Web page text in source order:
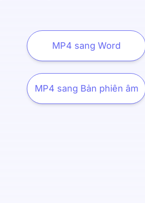
MP4 sang Word
MP4 sang Bản phiên âm